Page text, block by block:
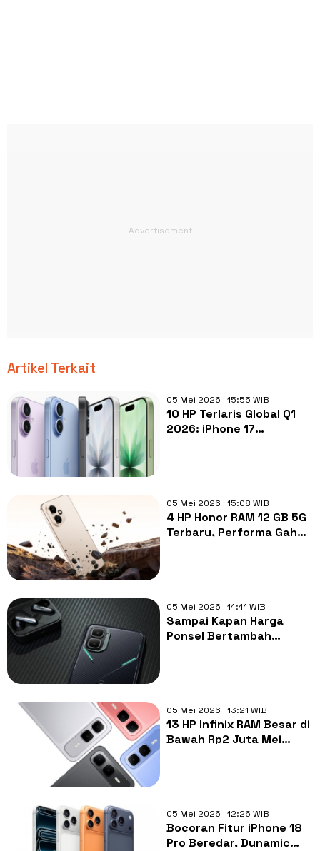
Artikel Terkait
05 Mei 2026 | 15:55 WIB
10 HP Terlaris Global Q1
2026: iPhone 17
05 Mei 2026 | 15:08 WIB
4 HP Honor RAM 12 GB 5G
Terbaru, Performa Gahar
05 Mei 2026 | 14:41 WIB
Sampai Kapan Harga
Ponsel Bertambah
05 Mei 2026 | 13:21 WIB
13 HP Infinix RAM Besar di
Bawah Rp2 Juta Mei
05 Mei 2026 | 12:26 WIB
Bocoran Fitur iPhone 18
Pro Beredar, Dynamic